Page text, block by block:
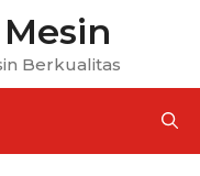
Berkualitas